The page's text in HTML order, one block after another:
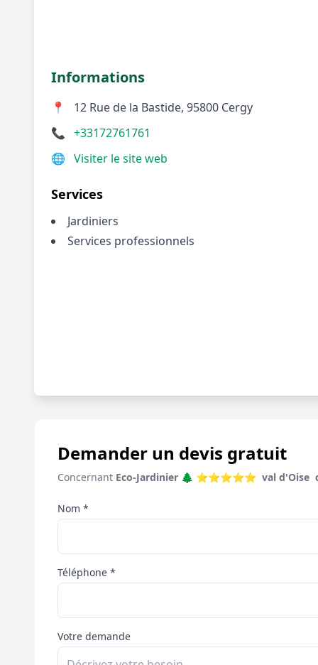
Informations
📍
12 Rue de la Bastide, 95800 Cergy
📞 +33172761761
🌐 Visiter le site web
Services
Jardiniers
Services professionnels
Demander un devis gratuit
Concernant Eco-Jardinier ️🌲 ️⭐️⭐️⭐️⭐️⭐️ ️ ️val d'Oise
Nom *
Téléphone *
Votre demande